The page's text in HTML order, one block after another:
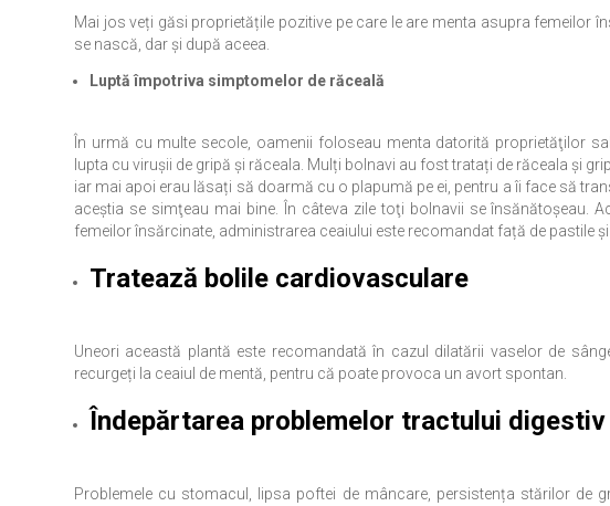
Mai jos veți găsi proprietățile pozitive pe care le are menta asupra femeilor
se nască, dar și după aceea.
Luptă împotriva simptomelor de răceală
În urmă cu multe secole, oamenii foloseau menta datorită proprietăţilor
lupta cu viruşii de gripă şi răceala. Mulți bolnavi au fost tratați de răceala și
iar mai apoi erau lăsați să doarmă cu o plapumă pe ei, pentru a îi face să
aceştia se simţeau mai bine. În câteva zile toţi bolnavii se însănătoşeau.
femeilor însărcinate, administrarea ceaiului este recomandat față de pastile
Tratează bolile cardiovasculare
Uneori această plantă este recomandată în cazul dilatării vaselor de
recurgeți la ceaiul de mentă, pentru că poate provoca un avort spontan.
Îndepărtarea problemelor tractului digestiv
Problemele cu stomacul, lipsa poftei de mâncare, persistența stărilor de